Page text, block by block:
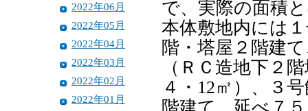
2022年06月
2022年05月
2022年04月
2022年03月
2022年02月
2022年01月
で、実際の面積
本体敷地内には
階・塔屋２階建
（ＲＣ造地下２
４・12㎡）、３